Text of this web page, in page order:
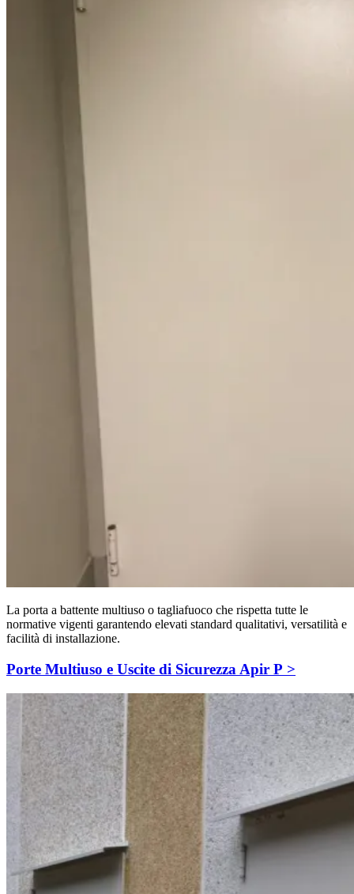
La porta a battente multiuso o tagliafuoco che rispetta tutte le
normative vigenti garantendo elevati standard qualitativi, versatilità e
facilità di installazione.
Porte Multiuso e Uscite di Sicurezza Apir P >